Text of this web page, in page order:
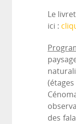
Le
ici :
des